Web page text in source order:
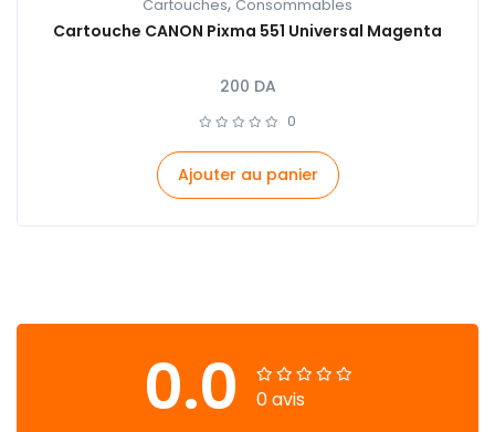
Cartouches Consommables
Cartouche CANON Pixma 551 Universal Magenta
200 DA
0
Ajouter au panier
0.0 0 avis